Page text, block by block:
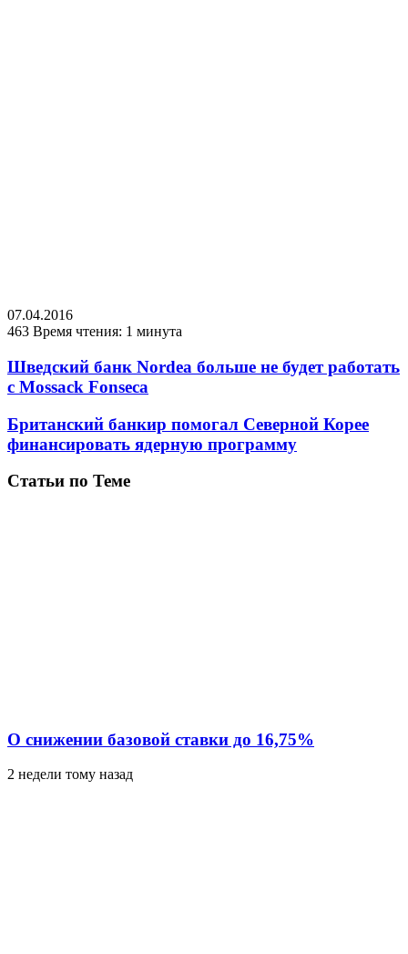
07.04.2016
463 Время чтения: 1 минута
Шведский банк Nordea больше не будет работать
с Mossack Fonseca
Британский банкир помогал Северной Корее
финансировать ядерную программу
Статьи по Теме
О снижении базовой ставки до 16,75%
2 недели тому назад